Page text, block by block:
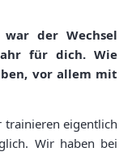
der Wechsel
für dich. Wie
vor allem mit
eigentlich
Wir haben bei